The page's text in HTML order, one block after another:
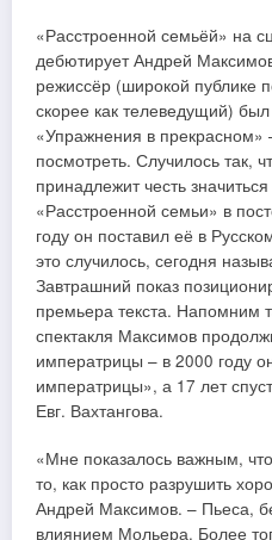
«Расстроенной семьёй» на
дебютирует Андрей
режиссёр (широкой публике
скорее как телеведущий)
«Упражнения в прекрасном»
посмотреть. Случилось так,
принадлежит честь
«Расстроенной семьи» в
году он поставил её в
это случилось, сегодня
Завтрашний показ
премьера текста. Напомним
спектакля Максимов
императрицы – в 2000 году
императрицы», а 17 лет
Евг. Вахтангова.
«Мне показалось важным,
то, как просто разрушить
Андрей Максимов. – Пьеса,
влиянием Мольера. Более